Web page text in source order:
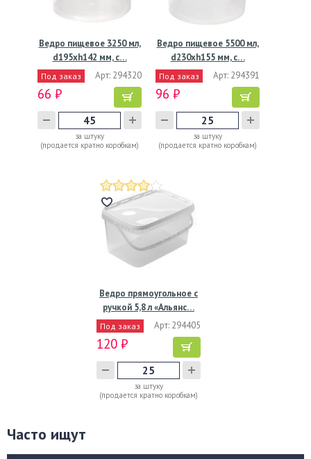
Ведро пищевое 3250 мл,
d195хh142 мм, с…
Под заказ Арт: 294320
66 ₽
за штуку
(продается кратно коробкам)
Ведро пищевое 5500 мл,
d230хh155 мм, с…
Под заказ Арт: 294391
96 ₽
за штуку
(продается кратно коробкам)
Ведро прямоугольное с
ручкой 5,8 л «Альянс…
Под заказ Арт: 294405
120 ₽
за штуку
(продается кратно коробкам)
Часто ищут